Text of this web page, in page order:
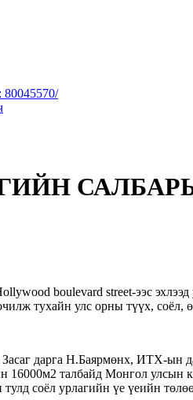
80045570/
boulevard street-ээс
тухайн улс орны түүх, соёл,
дарга Н.Баярмөнх, ИТХ-ын
талбайд Монгол улсын
соёл урлагийн үе үеийн